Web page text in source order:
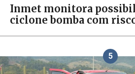
Inmet monitora
ciclone bomba com
5